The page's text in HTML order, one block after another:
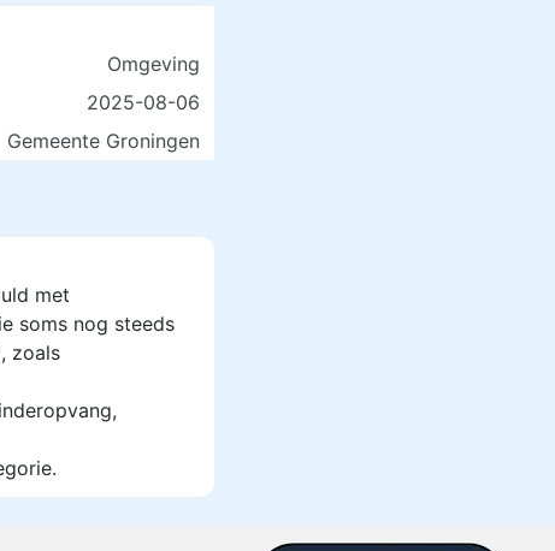
Omgeving
2025-08-06
Gemeente Groningen
met
soms nog steeds
zoals